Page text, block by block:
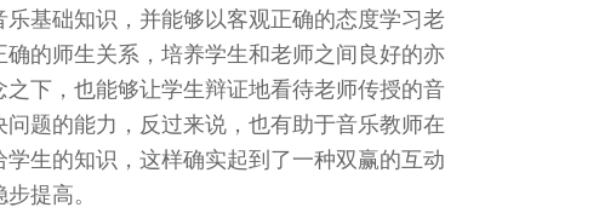
基础知识，并能够以客观正确的态度学习老
的师生关系，培养学生和老师之间良好的亦
下，也能够让学生辩证地看待老师传授的音
题的能力，反过来说，也有助于音乐教师在
生的知识，这样确实起到了一种双赢的互动
提高。